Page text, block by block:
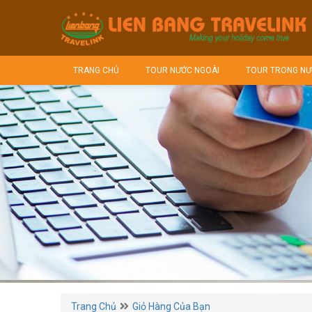
TRANG CHỦ TOUR NƯỚC NGOÀI TOUR TRONG
Trang Chủ Giỏ Hàng Của Bạn